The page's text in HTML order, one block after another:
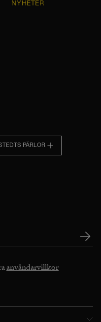
NYHETER
PÄRLOR
användarvillkor